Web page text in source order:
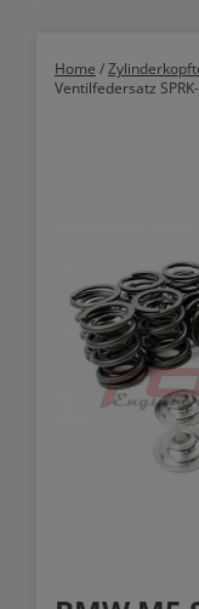
Home /
Ventilfedersatz